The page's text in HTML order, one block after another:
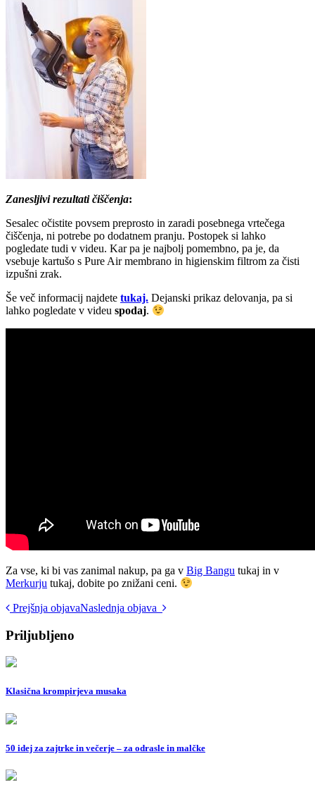
Zanesljivi rezultati čiščenja:
Sesalec očistite povsem preprosto in zaradi posebnega vrtečega
čiščenja, ni potrebe po dodatnem pranju. Postopek si lahko
pogledate tudi v videu. Kar pa je najbolj pomembno, pa je, da
vsebuje kartušo s Pure Air membrano in higienskim filtrom za čisti
izpušni zrak.
Še več informacij najdete tukaj. Dejanski prikaz delovanja, pa si
lahko pogledate v videu spodaj.
Za vse, ki bi vas zanimal nakup, pa ga v Big Bangu tukaj in v
Merkurju tukaj, dobite po znižani ceni.
Post
navigation
Prejšnja objavaNaslednja objava
Priljubljeno
Klasična krompirjeva musaka
50 idej za zajtrke in večerje – za odrasle in malčke